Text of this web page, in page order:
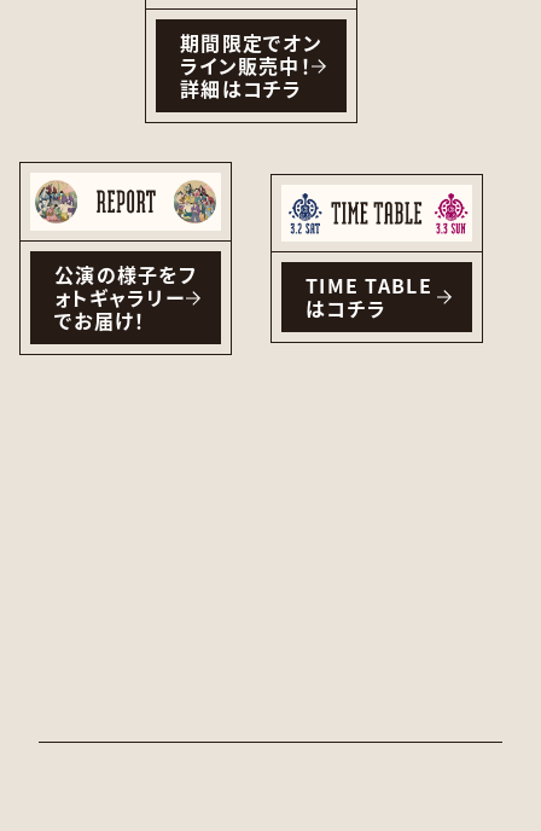
期間限定でオン
ライン販売中！
詳細はコチラ
公演の様子をフ
ォトギャラリー
でお届け！
TIME TABLE
はコチラ